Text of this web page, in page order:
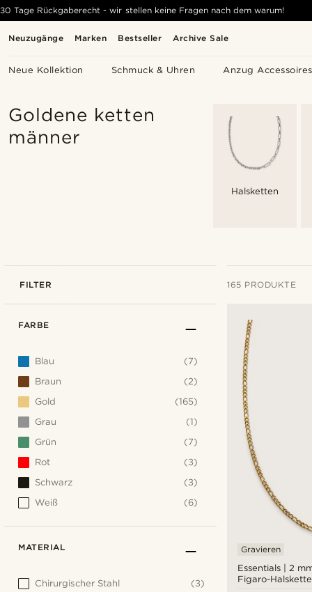
Neuzugänge Marken Bestseller Archive Sale
Neue Kollektion Schmuck & Uhren Anzug Accessoires
30 Tage Rückgaberecht - wir stellen keine Fragen nach dem warum!
Goldene ketten
männer
Halsketten
FILTER 165 PRODUKTE
Essentials | 2
Figaro-Halskette
Gravieren
FARBE
Blau
(7)
Braun
(2)
Gold
(165)
Grau
(1)
Grün
(7)
Rot
(3)
Schwarz
(3)
Weiß
(6)
MATERIAL
Chirurgischer Stahl
(3)